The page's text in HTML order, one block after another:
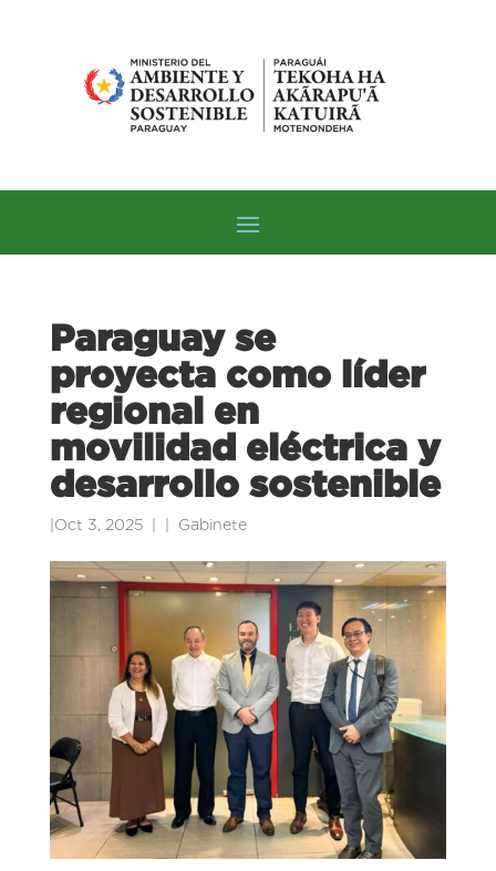
Paraguay se
proyecta como líder
regional en
movilidad eléctrica y
desarrollo sostenible
Oct 3, 2025 Gabinete